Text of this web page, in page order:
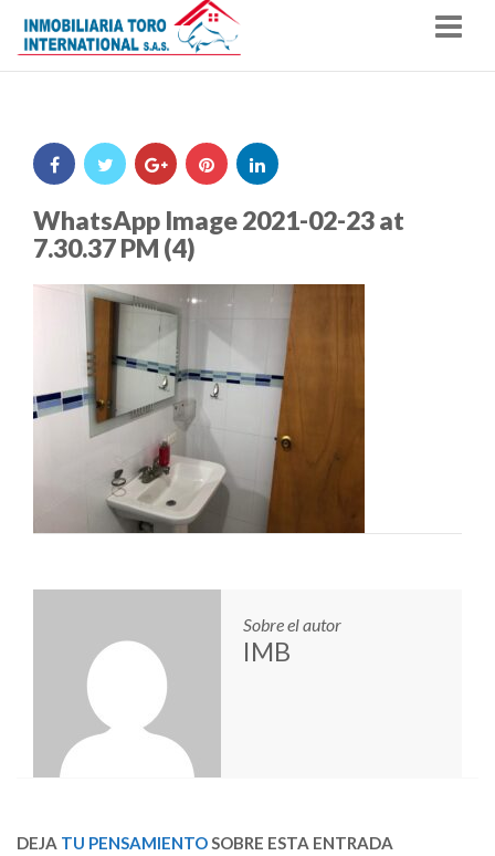
WhatsApp Image 2021-02-23 at
7.30.37 PM (4)
Sobre el autor
IMB
DEJA TU PENSAMIENTOSOBRE ESTA ENTRADA